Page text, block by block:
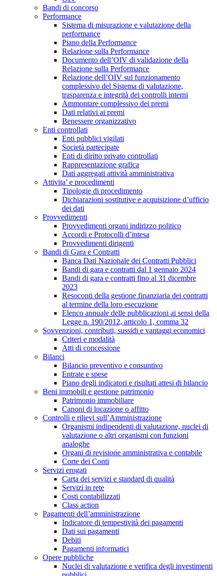
Bandi di concorso
Performance
Sistema di misurazione e valutazione della
performance
Piano della Performance
Relazione sulla Performance
Documento dell’OIV di validazione della
Relazione sulla Performance
Relazione dell’OIV sul funzionamento
complessivo del Sistema di valutazione,
trasparenza e integrità dei controlli interni
Ammontare complessivo dei premi
Dati relativi ai premi
Benessere organizzativo
Enti controllati
Enti pubblici vigilati
Società partecipate
Enti di diritto privato controllati
Rappresentazione grafica
Dati aggregati attività amministrativa
Attivita’ e procedimenti
Tipologie di procedimento
Dichiarazioni sostitutive e acquisizione d’ufficio
dei dati
Provvedimenti
Provvedimenti organi indirizzo politico
Accordi e Protocolli d’intesa
Provvedimenti dirigenti
Bandi di Gara e Contratti
Banca Dati Nazionale dei Contratti Pubblici
Bandi di gara e contratti dal 1 gennaio 2024
Bandi di gara e contratti fino al 31 dicembre
2023
Resoconti della gestione finanziaria dei contratti
al termine della loro esecuzione
Elenco annuale delle pubblicazioni ai sensi della
Legge n. 190/2012, articolo 1, comma 32
Sovvenzioni, contributi, sussidi e vantaggi economici
Criteri e modalità
Atti di concessione
Bilanci
Bilancio preventivo e consuntivo
Entrate e spese
Piano degli indicatori e risultati attesi di bilancio
Beni immobili e gestione patrimonio
Patrimonio immobiliare
Canoni di locazione o affitto
Controlli e rilievi sull’Amministrazione
Organismi indipendenti di valutazione, nuclei di
valutazione o altri organismi con funzioni
analoghe
Organi di revisione amministrativa e contabile
Corte dei Conti
Servizi erogati
Carta dei servizi e standard di qualità
Servizi in rete
Costi contabilizzati
Class action
Pagamenti dell’amministrazione
Indicatore di tempestività dei pagamenti
Dati sui pagamenti
Debiti
Pagamenti informatici
Opere pubbliche
Nuclei di valutazione e verifica degli investimenti